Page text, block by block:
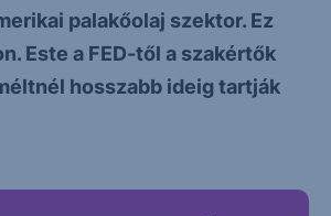
palakőolaj szektor. Ez
Este a FED-től a szakértők
hosszabb ideig tartják